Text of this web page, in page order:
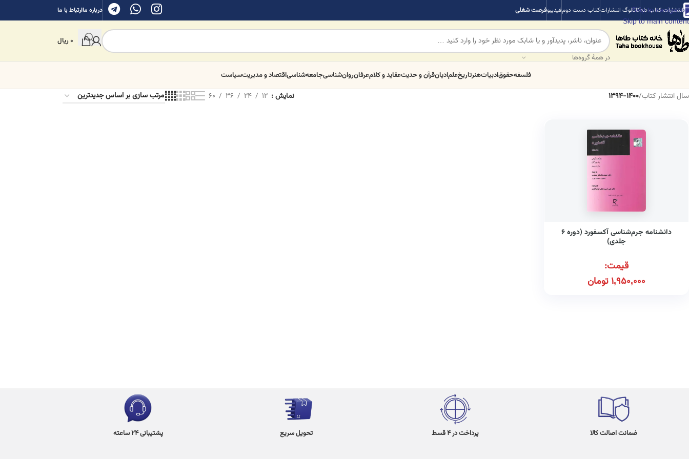
Skip to navigation
Skip to main content
انتشارات کتاب طهکاتالوگ انتشاراتکتاب دست دومفیدیبوفرصت شغلی درباره ماارتباط با ما
در همهٔ گروه‌ها
0ریال
فلسفهحقوقادبیاتهنرتاریخعلمادیانقرآن و حدیثعقاید و کلامعرفانروان‌شناسیجامعه‌شناسیاقتصاد و مدیریتسیاست
سال انتشار کتاب/
1394-1400 نمایش 12
24
36
60
دانشنامه جرم‌شناسی آکسفورد (دوره ۶
جلدی)
قیمت:
1,950,000تومان
ضمانت اصالت کالا پرداخت در 4 قسط تحویل سریع پشتیبانی 24 ساعته